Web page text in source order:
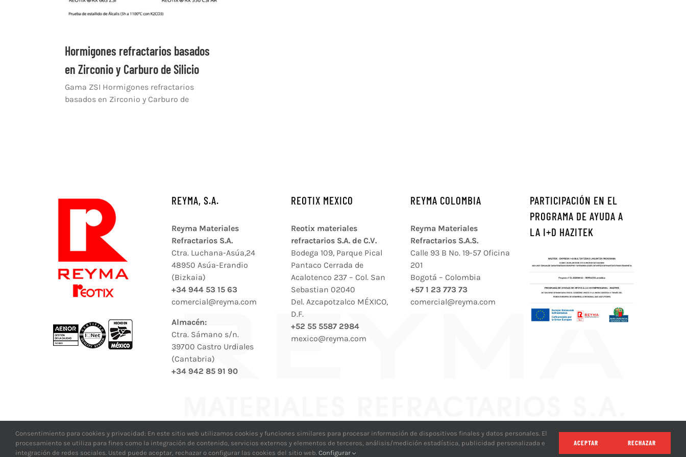
Hormigones refractarios basados
en Zirconio y Carburo de Silicio
Gama ZSI Hormigones refractarios
basados en Zirconio y Carburo de
REYMA, S.A.
Reyma Materiales
Refractarios S.A.
Ctra. Luchana-Asúa,24
48950 Asúa-Erandio
(Bizkaia)
+34 944 53 15 63
comercial@reyma.com
Almacén:
Ctra. Sámano s/n.
39700 Castro Urdiales
(Cantabria)
+34 942 85 91 90
REOTIX MEXICO
Reotix materiales
refractarios S.A. de C.V.
Bodega 109, Parque Pical
Pantaco Cerrada de
Acalotenco 237 – Col. San
Sebastian 02040
Del. Azcapotzalco MÉXICO,
D.F.
+52 55 5587 2984
mexico@reyma.com
REYMA COLOMBIA
Reyma Materiales
Refractarios S.A.S.
Calle 93 B No. 19-57 Oficina
201
Bogotá – Colombia
+57 1 23 773 73
comercial@reyma.com
PARTICIPACIÓN EN EL
PROGRAMA DE AYUDA A
LA I+D HAZITEK
© Copyright 2026 Reyma Materiales Refractarios, S.A. |Aviso legal y privacidad|Política de Cookies
Condiciones compra venta Reyma|Condiciones compra venta Reotix
Consentimiento para cookies y privacidad: En este sitio web utilizamos cookies y funciones similares para procesar información de dispositivos finales y datos personales. El
procesamiento se utiliza para fines como la integración de contenido, servicios externos y elementos de terceros, análisis/medición estadística, publicidad personalizada e
integración de redes sociales. Usted puede aceptar, rechazar o configurar las cookies del sitio web. Configurar
ACEPTAR RECHAZAR